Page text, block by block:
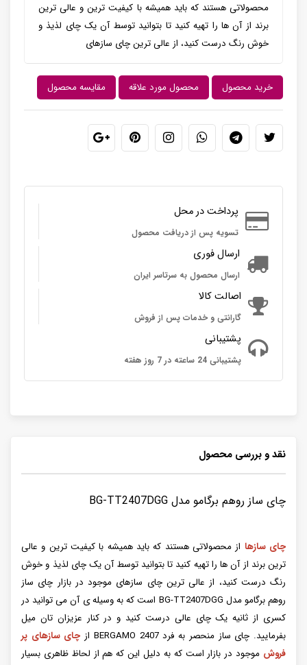
محصولاتی هستند که باید همیشه با کیفیت ترین و عالی ترین
برند از آن ها را تهیه کنید تا بتوانید توسط آن یک چای لذیذ و
خوش رنگ درست کنید، از عالی ترین چای سازهای
خرید محصول محصول مورد علاقه مقایسه محصول
پرداخت در محل
تسویه پس از دریافت محصول
ارسال فوری
ارسال محصول به سرتاسر ایران
اصالت کالا
گارانتی و خدمات پس از فروش
پشتیبانی
پشتیبانی 24 ساعته در 7 روز هفته
نقد و بررسی محصول
چای ساز روهم برگامو مدل BG-TT2407DGG
چای سازها از محصولاتی هستند که باید همیشه با کیفیت ترین و عالی
ترین برند از آن ها را تهیه کنید تا بتوانید توسط آن یک چای لذیذ و خوش
رنگ درست کنید، از عالی ترین چای سازهای موجود در بازار چای ساز
روهم برگامو مدل BG-TT2407DGG است که به وسیله ی آن می توانید در
کسری از ثانیه یک‌ چای عالی درست کنید و در کنار عزیزان تان میل
بفرمایید. چای ساز منحصر به فرد BERGAMO 2407 از
چای سازهای پر
فروش موجود در بازار است که به دلیل این که هم از لحاظ ظاهری بسیار